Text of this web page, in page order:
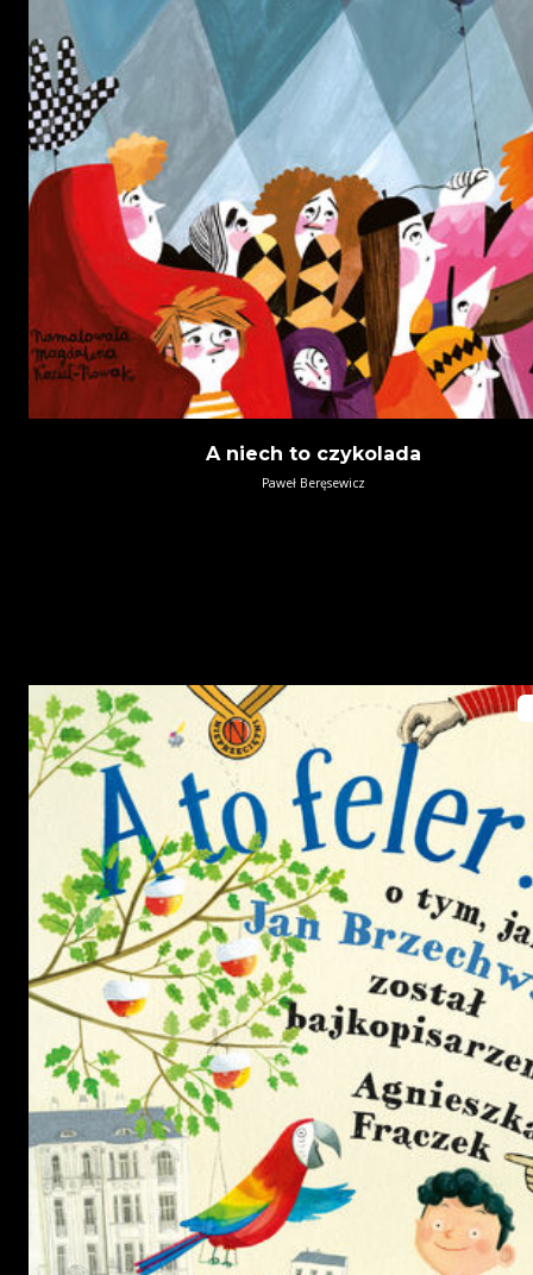
A niech to czykolada
Paweł Beręsewicz